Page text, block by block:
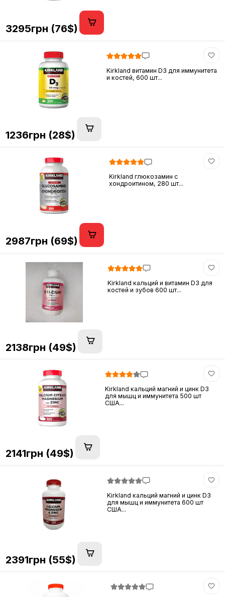
3295грн (76$)
Kirkland витамин D3 для иммунитета
и костей, 600 шт...
1236грн (28$)
Kirkland глюкозамин c
хондроитином, 280 шт...
2987грн (69$)
Kirkland кальций и витамин D3 для
костей и зубов 600 шт...
2138грн (49$)
Kirkland кальций магний и цинк D3
для мышц и иммунитета 500 шт
США...
2141грн (49$)
Kirkland кальций магний и цинк D3
для мышц и иммунитета 600 шт
США...
2391грн (55$)